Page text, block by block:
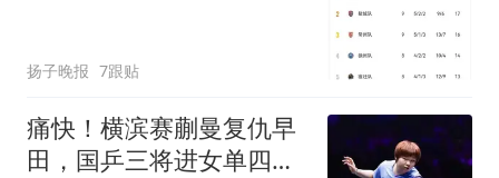
扬子晚报 7跟贴
痛快！横滨赛蒯曼复仇早
田，国乒三将进女单四